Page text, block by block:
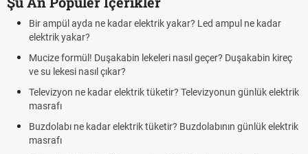
Bir ampül ayda ne kadar elektrik yakar? Led ampul ne kadar
elektrik yakar?
Mucize formül! Duşakabin lekeleri nasıl geçer? Duşakabin kireç
ve su lekesi nasıl çıkar?
Televizyon ne kadar elektrik tüketir? Televizyonun günlük elektrik
masrafı
Buzdolabı ne kadar elektrik tüketir? Buzdolabının günlük elektrik
masrafı